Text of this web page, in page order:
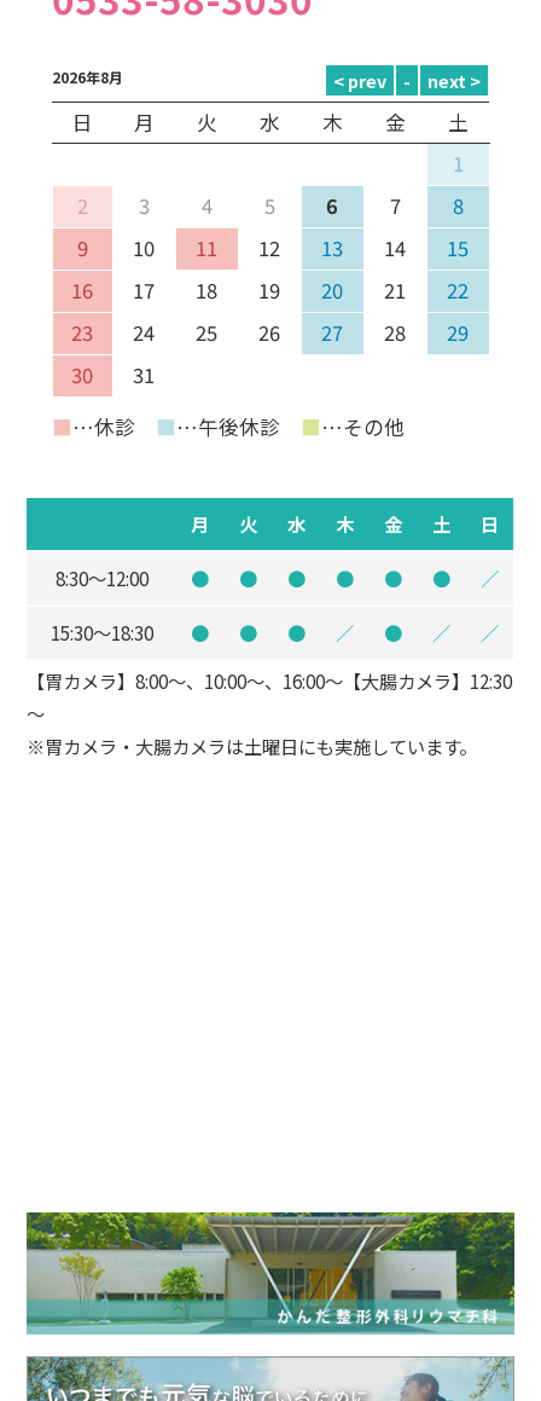
2026年8月
日 月 火 水 木 金
土
1
2
3 4 5 6 7
8
9
10 11 12 13 14
15
16
17 18 19 20 21
22
23
24 25 26 27 28
29
30
31
■…休診 ■…午後休診 ■…その他
月 火 水 木 金 土 日
8:30～12:00 ● ● ● ● ● ● ／
15:30～18:30 ● ● ● ／ ● ／
／
【胃カメラ】8:00～、10:00～、16:00～【大腸カメラ】12:30
～
※胃カメラ・大腸カメラは土曜日にも実施しています。